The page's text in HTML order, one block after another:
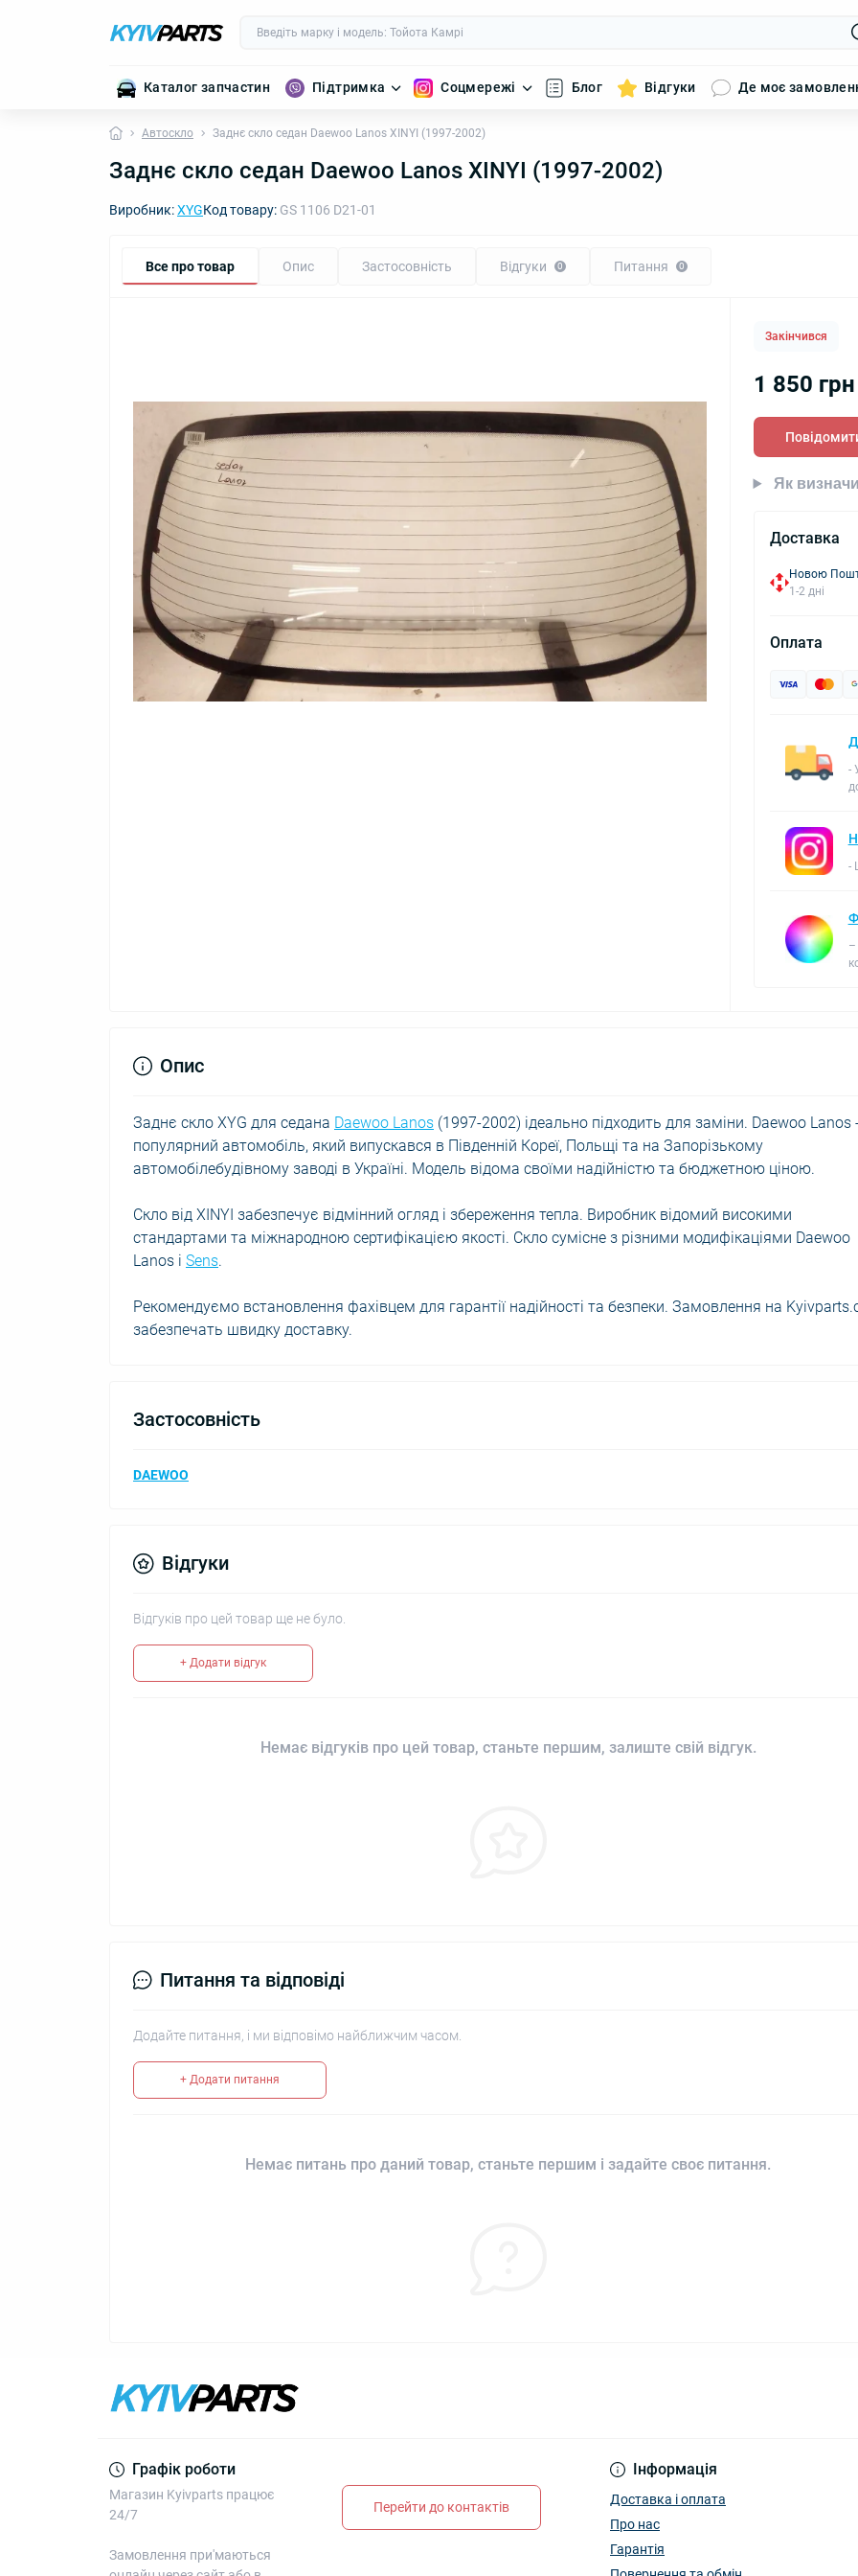
Каталог запчастин Підтримка Соцмережі Блог Відгуки Де моє
Автоскло Заднє скло седан Daewoo Lanos XINYI (1997-2002)
Заднє скло седан Daewoo Lanos XINYI (1997-2002)
Виробник:XYGКод товару: GS 1106 D21-01
Все про товар Опис Застосовність Відгуки 0 Питання 0
Закінчився
1 850 грн
Як
Доставка
Новою
1-2 дні
Оплата
-
-
–
Опис
Заднє скло XYG для седана Daewoo Lanos (1997-2002) ідеально підходить для заміни. Daewoo Lanos
популярний автомобіль, який випускався в Південній Кореї, Польщі та на Запорізькому
автомобілебудівному заводі в Україні. Модель відома своїми надійністю та бюджетною ціною.
Скло від XINYI забезпечує відмінний огляд і збереження тепла. Виробник відомий високими
стандартами та міжнародною сертифікацією якості. Скло сумісне з різними модифікаціями Daewoo
Lanos і Sens.
Рекомендуємо встановлення фахівцем для гарантії надійності та безпеки. Замовлення на
забезпечать швидку доставку.
Застосовність
DAEWOO
Відгуки
Відгуків про цей товар ще не було.
+ Додати відгук
Немає відгуків про цей товар, станьте першим, залиште свій відгук.
Питання та відповіді
Додайте питання, і ми відповімо найближчим часом.
+ Додати питання
Немає питань про даний товар, станьте першим і задайте своє питання.
Графік роботи
Магазин Kyivparts працює
24/7
Замовлення при'маються
Перейти до контактів
Інформація
Доставка і оплата
Про нас
Гарантія